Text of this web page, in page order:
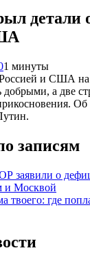
детали
1 минуты
и США на
добрыми, а две
Об
записям
заявили о
и Москвой
твоего: где